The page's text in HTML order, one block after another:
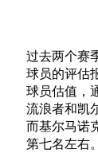
过去两个赛
球员的评估
球员估值，
流浪者和凯
而基尔马诺
第七名左右。